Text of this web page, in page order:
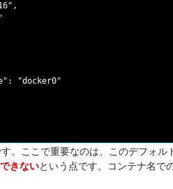
"docker0"
。ここで重要なのは、このデフォル
きないという点です。コンテナ名で